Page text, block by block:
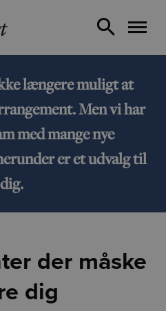
længere muligt at
Men vi har
med mange nye
er et udvalg til
dig.
der måske
dig